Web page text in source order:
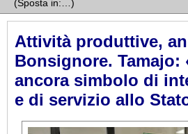
Attività produttive,
Bonsignore. Tamajo:
ancora simbolo di
e di servizio allo